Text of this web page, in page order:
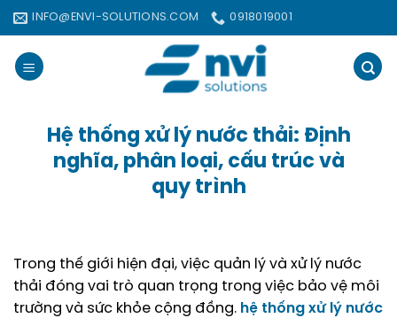
Bỏ
qua
nội
dung
INFO@ENVI-SOLUTIONS.COM 0918019001
Hệ thống xử lý nước thải: Định
nghĩa, phân loại, cấu trúc và
quy trình
Trong thế giới hiện đại, việc quản lý và xử lý nước
thải đóng vai trò quan trọng trong việc bảo vệ môi
trường và sức khỏe cộng đồng. hệ thống xử lý nước